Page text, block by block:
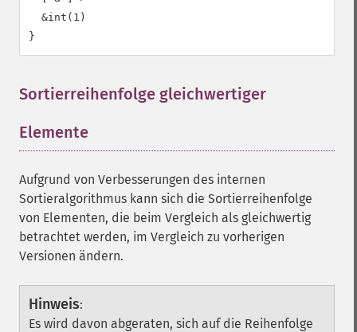
  &int(1)
Sortierreihenfolge gleichwertiger
Elemente
Aufgrund von Verbesserungen des internen
Sortieralgorithmus kann sich die Sortierreihenfolge
von Elementen, die beim Vergleich als gleichwertig
betrachtet werden, im Vergleich zu vorherigen
Versionen ändern.
Hinweis:
Es wird davon abgeraten, sich auf die Reihenfolge